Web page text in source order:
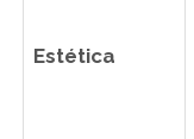
Estética